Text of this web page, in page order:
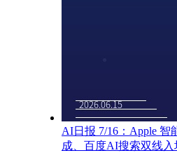
AI日报 7/16：Apple 智
成、百度AI搜索双线入